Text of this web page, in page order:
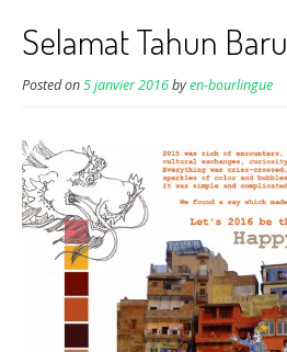
Selamat Tahun Baru
Posted on5 janvier 2016byen-bourlingue